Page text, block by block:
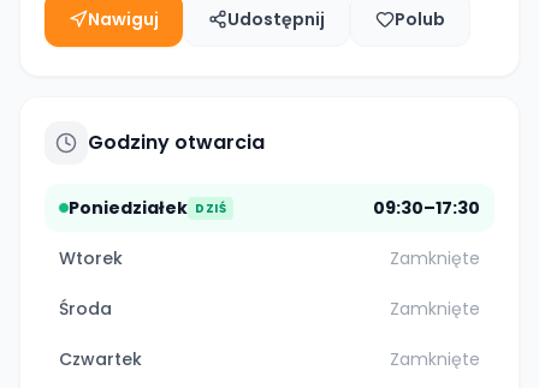
Nawiguj Udostępnij Polub
Godziny otwarcia
Poniedziałek DZIŚ 09:30–17:30
Wtorek Zamknięte
Środa Zamknięte
Czwartek Zamknięte